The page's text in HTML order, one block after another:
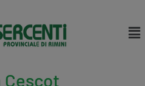
Cescot